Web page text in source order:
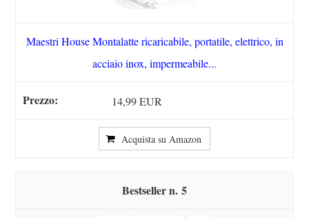
Maestri House Montalatte ricaricabile, portatile, elettrico, in
acciaio inox, impermeabile...
14,99 EUR
Acquista su Amazon
5